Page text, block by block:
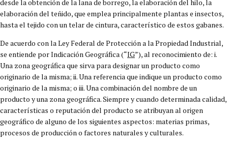
desde la obtención de la lana de borrego, la elaboración del hilo, la
elaboración del teñido, que emplea principalmente plantas e insectos,
hasta el tejido con un telar de cintura, característico de estos gabanes.
De acuerdo con la Ley Federal de Protección a la Propiedad Industrial,
se entiende por Indicación Geográfica (“IG”), al reconocimiento de: i.
Una zona geográfica que sirva para designar un producto como
originario de la misma; ii. Una referencia que indique un producto como
originario de la misma; o iii. Una combinación del nombre de un
producto y una zona geográfica. Siempre y cuando determinada calidad,
características o reputación del producto se atribuyan al origen
geográfico de alguno de los siguientes aspectos: materias primas,
procesos de producción o factores naturales y culturales.